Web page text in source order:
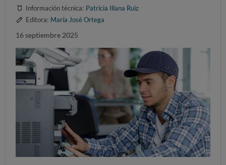
Información técnica: Patricia Illana Ruiz
Editora: María José Ortega
16 septiembre 2025